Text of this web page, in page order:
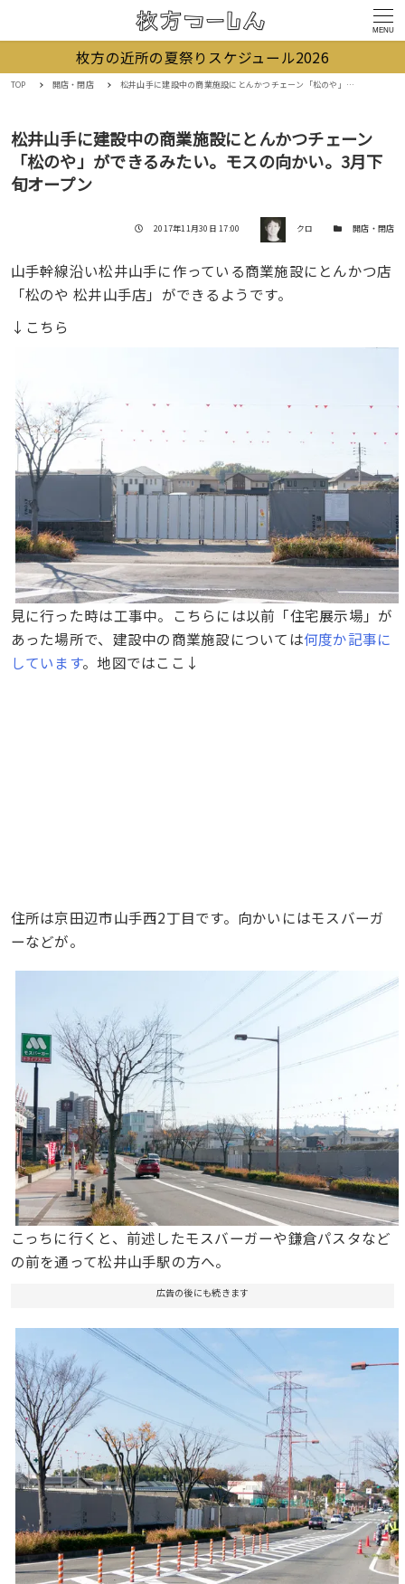
MENU
枚方の近所の夏祭りスケジュール2026
TOP 開店・閉店 松井山手に建設中の商業施設にとんかつチェーン「松のや」ができるみたい。モスの向かい。3月下旬オープン
松井山手に建設中の商業施設にとんかつチェーン
「松のや」ができるみたい。モスの向かい。3月下
旬オープン
投稿日
2017年11月30日 17:00 著者 クロ カテゴリー開店・閉店
山手幹線沿い松井山手に作っている商業施設にとんかつ店
「松のや 松井山手店」ができるようです。
↓こちら
見に行った時は工事中。こちらには以前「住宅展示場」が
あった場所で、建設中の商業施設については何度か記事に
しています。地図ではここ↓
住所は京田辺市山手西2丁目です。向かいにはモスバーガ
ーなどが。
こっちに行くと、前述したモスバーガーや鎌倉パスタなど
の前を通って松井山手駅の方へ。
広告の後にも続きます